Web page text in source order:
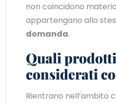
non coincidono
appartengano allo
domanda.
Quali
considerati
Rientrano nell’ambito